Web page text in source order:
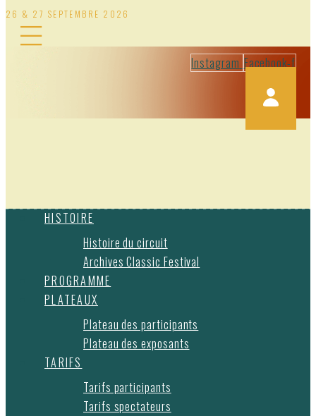
26 & 27 SEPTEMBRE 2026
Instagram Facebook-f
HISTOIRE
Histoire du circuit
Archives Classic Festival
PROGRAMME
PLATEAUX
Plateau des participants
Plateau des exposants
TARIFS
Tarifs participants
Tarifs spectateurs